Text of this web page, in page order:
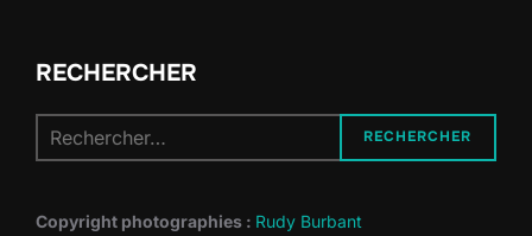
RECHERCHER
pour :
RECHERCHER
Copyright photographies : Rudy Burbant